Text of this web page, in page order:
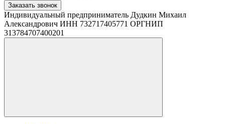
Заказать звонок
Индивидуальный предприниматель Дудкин Михаил
Александрович ИНН 732717405771 ОРГНИП
313784707400201